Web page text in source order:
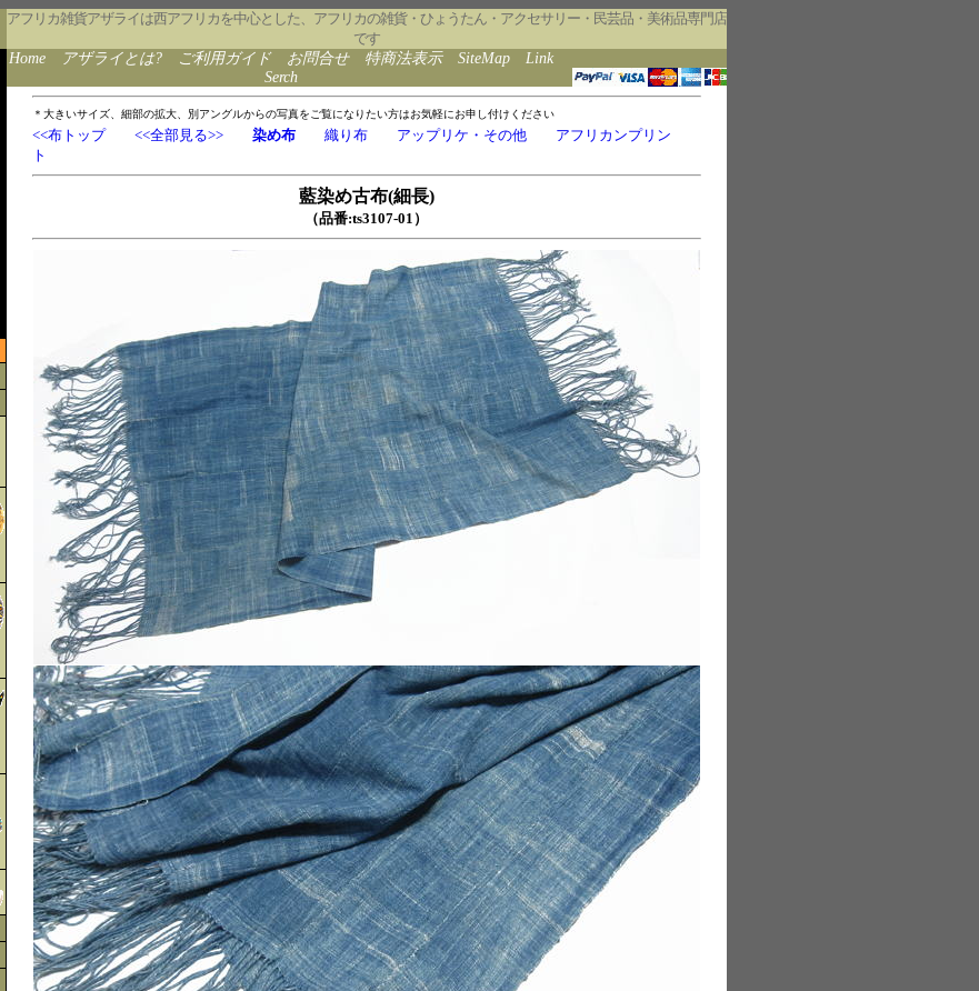
アフリカ雑貨アザライは西アフリカを中心とした、アフリカの雑貨・ひょうたん・アクセサリー・民芸品・美術品専門店
です
Home
アザライとは? ご利用ガイド お問合せ 特商法表示 SiteMap
Link
Serch
＊大きいサイズ、細部の拡大、別アングルからの写真をご覧になりたい方はお気軽にお申し付けください
<<布トップ <<全部見る>> 染め布 織り布 アップリケ・その他
アフリカンプリン
ト
藍染め古布(細長)
（品番:ts3107-01）